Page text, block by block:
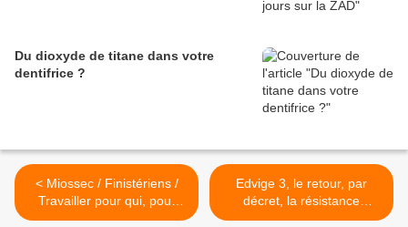
Du dioxyde de titane dans votre
dentifrice ?
< Miossec / Finistériens /
Travailler pour qui, pour
quoi ?
Edvige 3, le retour, par
décret, la résistance
s'impose... >